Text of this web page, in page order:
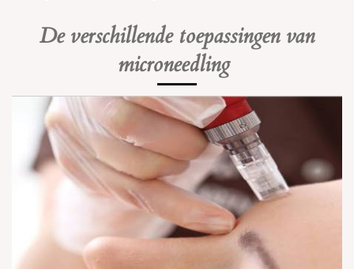
De verschillende toepassingen van
microneedling